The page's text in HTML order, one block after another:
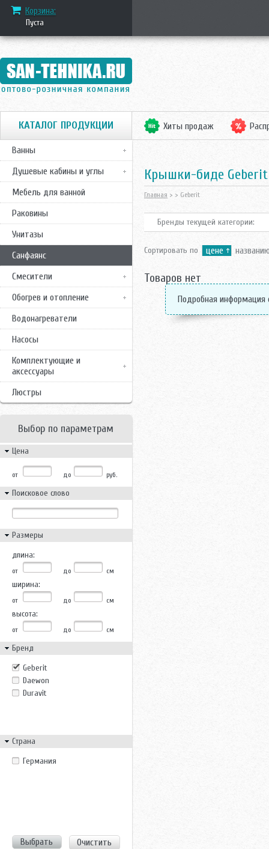
Корзина:
Пуста
КАТАЛОГ ПРОДУКЦИИ
Ванны
Душевые кабины и углы
Мебель для ванной
Раковины
Унитазы
Санфаянс
Смесители
Обогрев и отопление
Водонагреватели
Насосы
Комплектующие и
аксессуары
Люстры
Выбор по параметрам
Цена
от до руб.
Поисковое слово
Размеры
длина:
от до см
ширина:
от до см
высота:
от до см
Бренд
Geberit
Daewon
Duravit
Страна
Германия
Очистить
Хиты продаж
крышки-биде Geberit
Главная > > Geberit
Бренды текущей категории:
Сортировать по цене
Товаров нет
Подробная информация